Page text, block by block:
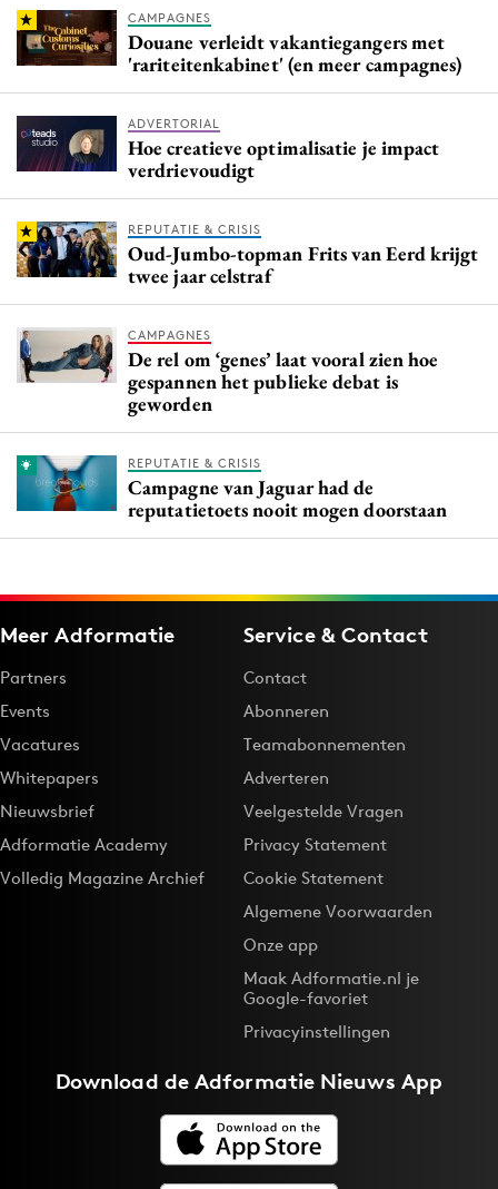
CAMPAGNES
Douane verleidt vakantiegangers met
'rariteitenkabinet' (en meer campagnes)
ADVERTORIAL
Hoe creatieve optimalisatie je impact
verdrievoudigt
REPUTATIE & CRISIS
Oud-Jumbo-topman Frits van Eerd krijgt
twee jaar celstraf
CAMPAGNES
De rel om ‘genes’ laat vooral zien hoe
gespannen het publieke debat is
geworden
REPUTATIE & CRISIS
Campagne van Jaguar had de
reputatietoets nooit mogen doorstaan
Meer Adformatie
Partners
Events
Vacatures
Whitepapers
Nieuwsbrief
Adformatie Academy
Volledig Magazine Archief
Service & Contact
Contact
Abonneren
Teamabonnementen
Adverteren
Veelgestelde Vragen
Privacy Statement
Cookie Statement
Algemene Voorwaarden
Onze app
Maak Adformatie.nl je
Google-favoriet
Privacyinstellingen
Download deAdformatie Nieuws App